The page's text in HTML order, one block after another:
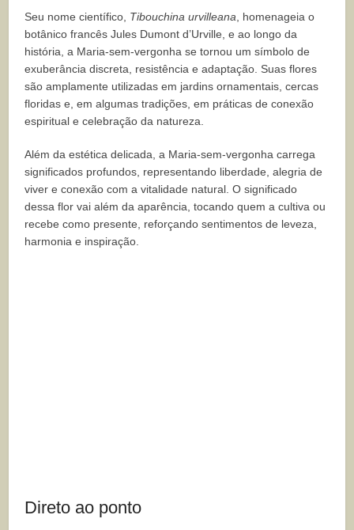
Seu nome científico, Tibouchina urvilleana, homenageia o
botânico francês Jules Dumont d’Urville, e ao longo da
história, a Maria-sem-vergonha se tornou um símbolo de
exuberância discreta, resistência e adaptação. Suas flores
são amplamente utilizadas em jardins ornamentais, cercas
floridas e, em algumas tradições, em práticas de conexão
espiritual e celebração da natureza.
Além da estética delicada, a Maria-sem-vergonha carrega
significados profundos, representando liberdade, alegria de
viver e conexão com a vitalidade natural. O significado
dessa flor vai além da aparência, tocando quem a cultiva ou
recebe como presente, reforçando sentimentos de leveza,
harmonia e inspiração.
Direto ao ponto